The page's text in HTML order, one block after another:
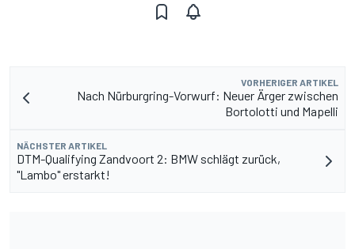
VORHERIGER ARTIKEL
Nach Nürburgring-Vorwurf: Neuer Ärger zwischen
Bortolotti und Mapelli
NÄCHSTER ARTIKEL
DTM-Qualifying Zandvoort 2: BMW schlägt zurück,
"Lambo" erstarkt!